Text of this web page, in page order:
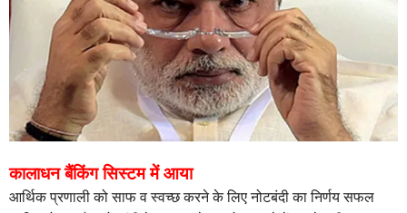
कालाधन बैंकिंग सिस्टम में आया
आर्थिक प्रणाली को साफ व स्वच्छ करने के लिए नोटबंदी का निर्णय सफल